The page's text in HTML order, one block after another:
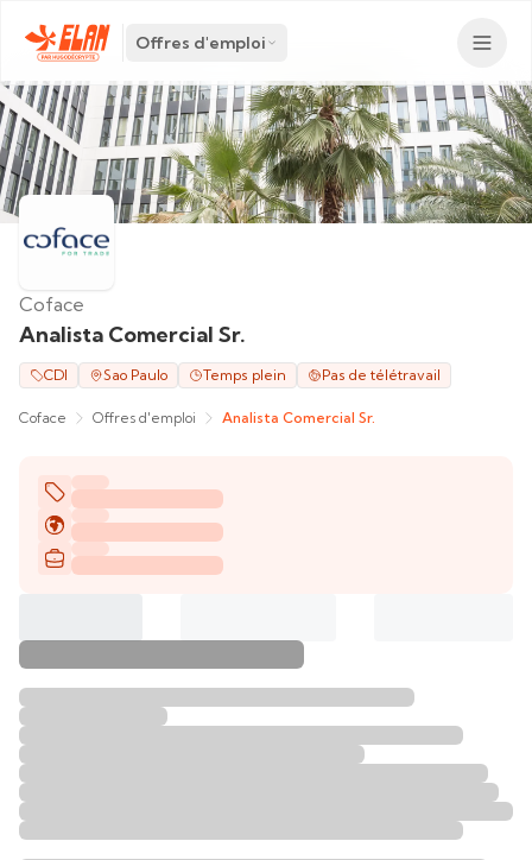
Offres d'emploi
Analista Comercial Sr.
Coface
CDI Sao Paulo Temps plein Pas de télétravail
Coface Offres d'emploi Analista Comercial Sr.